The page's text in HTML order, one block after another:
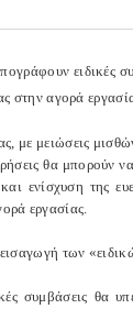
στην αγορά
με μειώσεις
θα
ενίσχυση της
εργασίας.
των
συμβάσεις θα